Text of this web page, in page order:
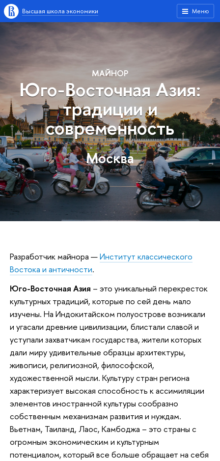
Меню
Высшая школа экономики
МАЙНОР
Юго-Восточная Азия:
традиции и
современность
Москва
Разработчик майнора —Институт классического
Востока и античности.
Юго-Восточная Азия – это уникальный перекресток
культурных традиций, которые по сей день мало
изучены. На Индокитайском полуострове возникали
и угасали древние цивилизации, блистали славой и
уступали захватчикам государства, жители которых
дали миру удивительные образцы архитектуры,
живописи, религиозной, философской,
художественной мысли. Культуру стран региона
характеризует высокая способность к ассимиляции
элементов иностранной культуры сообразно
собственным механизмам развития и нуждам.
Вьетнам, Таиланд, Лаос, Камбоджа – это страны с
огромным экономическим и культурным
потенциалом, который все больше обращает на себя